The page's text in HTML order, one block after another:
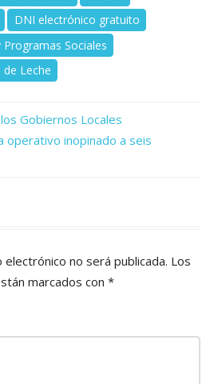
DNI electrónico gratuito
Sociales
de Leche
Gobiernos Locales
operativo inopinado a seis
no será publicada. Los
marcados con *